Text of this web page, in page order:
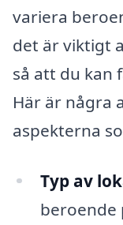
variera
det är viktigt
så att du kan
Här är några
aspekterna
Typ av
beroende